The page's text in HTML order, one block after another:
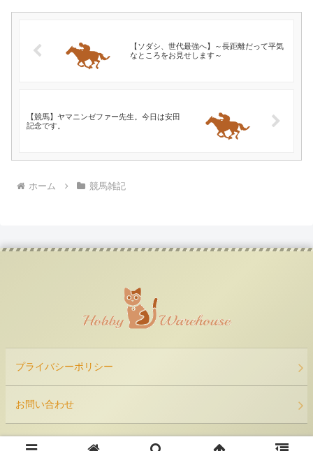
【ソダシ、世代最強へ】～長距離だって平気
なところをお見せします～
【競馬】ヤマニンゼファー先生。今日は安田
記念です。
ホーム 競馬雑記
プライバシーポリシー
お問い合わせ